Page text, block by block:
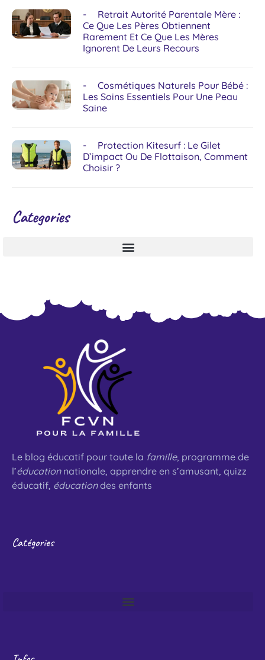
Retrait Autorité Parentale Mère :
Ce Que Les Pères Obtiennent
Rarement Et Ce Que Les Mères
Ignorent De Leurs Recours
Cosmétiques Naturels Pour Bébé :
Les Soins Essentiels Pour Une Peau
Saine
Protection Kitesurf : Le Gilet
D’impact Ou De Flottaison, Comment
Choisir ?
Categories
Le blog éducatif pour toute la famille, programme de
l’éducationnationale, apprendre en s’amusant, quizz
éducatif, éducationdes enfants
Catégories